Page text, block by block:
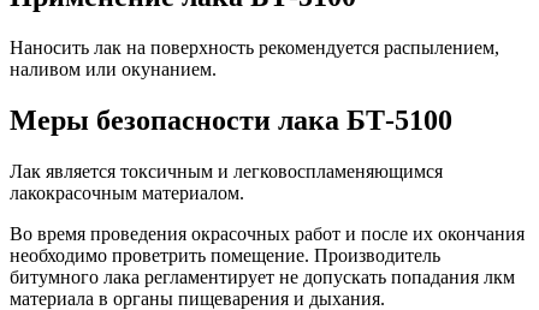
Наносить лак на поверхность рекомендуется распылением,
наливом или окунанием.
Меры безопасности лака БТ-5100
Лак является токсичным и легковоспламеняющимся
лакокрасочным материалом.
Во время проведения окрасочных работ и после их окончания
необходимо проветрить помещение. Производитель
битумного лака регламентирует не допускать попадания лкм
материала в органы пищеварения и дыхания.